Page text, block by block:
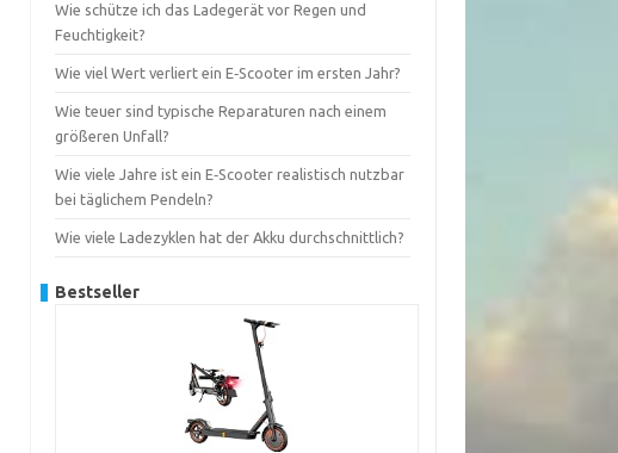
Wie schütze ich das Ladegerät vor Regen und
Feuchtigkeit?
Wie viel Wert verliert ein E‑Scooter im ersten Jahr?
Wie teuer sind typische Reparaturen nach einem
größeren Unfall?
Wie viele Jahre ist ein E‑Scooter realistisch nutzbar
bei täglichem Pendeln?
Wie viele Ladezyklen hat der Akku durchschnittlich?
Bestseller